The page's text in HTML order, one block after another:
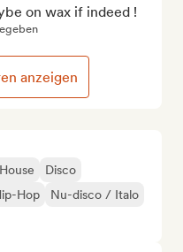
Disco
Hop
Nu-disco / Italo
on wax if indeed !
anzeigen